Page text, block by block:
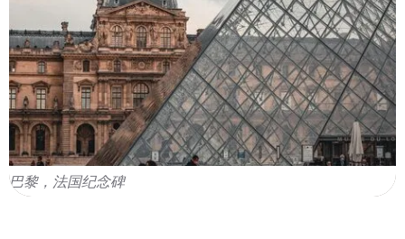
巴黎，法国纪念碑